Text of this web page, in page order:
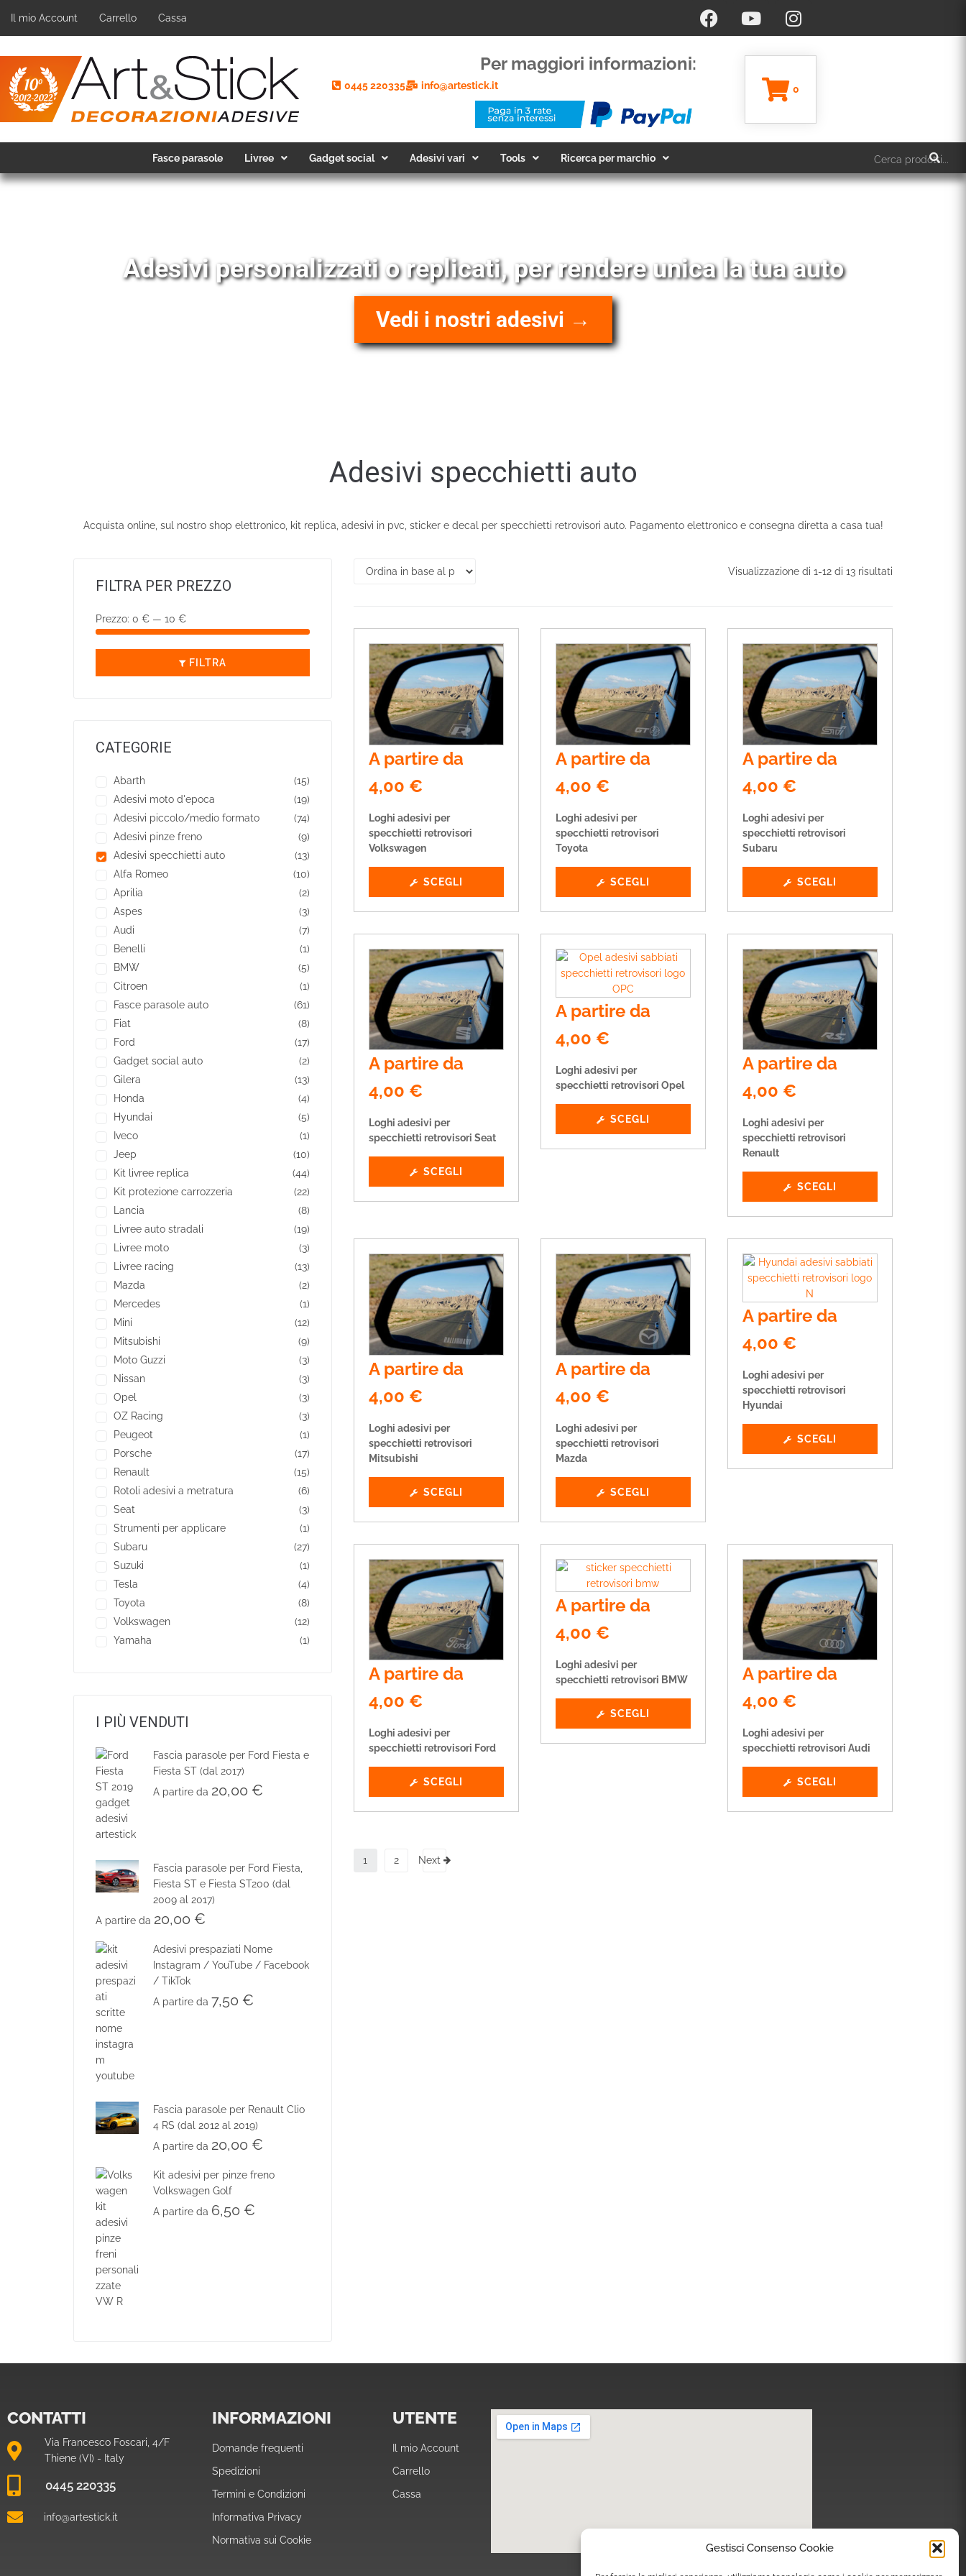
Gestisci Consenso Cookie
Il mio Account Carrello Cassa
Per maggiori informazioni:
0445 220335 info@artestick.it 0
Fasce parasole Livree Gadget social Adesivi vari Tools Ricerca per marchio
rendere unica la tua auto Vendita ed
Adesivi specchietti auto
Acquista online, sul nostro shop elettronico, kit replica, adesivi in pvc, sticker e decal per specchietti retrovisori auto. Pagamento elettronico e consegna diretta a casa tua!
Visualizzazione di 1-12 di 13 risultati
A partire da
4,00 €
Loghi adesivi per
specchietti retrovisori
Volkswagen
SCEGLI
A partire da
4,00 €
Loghi adesivi per
specchietti retrovisori
Toyota
SCEGLI
A partire da
4,00 €
Loghi adesivi per
specchietti retrovisori
Subaru
SCEGLI
A partire da
4,00 €
Loghi adesivi per
specchietti retrovisori Seat
SCEGLI
A partire da
4,00 €
Loghi adesivi per
specchietti retrovisori Opel
SCEGLI
A partire da
4,00 €
Loghi adesivi per
specchietti retrovisori
Renault
SCEGLI
A partire da
4,00 €
Loghi adesivi per
specchietti retrovisori
Mitsubishi
SCEGLI
A partire da
4,00 €
Loghi adesivi per
specchietti retrovisori
Mazda
SCEGLI
A partire da
4,00 €
Loghi adesivi per
specchietti retrovisori
Hyundai
SCEGLI
A partire da
4,00 €
Loghi adesivi per
specchietti retrovisori Ford
SCEGLI
A partire da
4,00 €
Loghi adesivi per
specchietti retrovisori BMW
SCEGLI
A partire da
4,00 €
Loghi adesivi per
specchietti retrovisori Audi
SCEGLI
1 2 Next
FILTRA PER PREZZO
FILTRA
Prezzo: 0 € — 10 €
CATEGORIE
Abarth
(15)
Adesivi moto d'epoca
(19)
Adesivi piccolo/medio formato
(74)
Adesivi pinze freno
(9)
Adesivi specchietti auto
(13)
Alfa Romeo
(10)
Aprilia
(2)
Aspes
(3)
Audi
(7)
Benelli
(1)
BMW
(5)
Citroen
(1)
Fasce parasole auto
(61)
Fiat
(8)
Ford
(17)
Gadget social auto
(2)
Gilera
(13)
Honda
(4)
Hyundai
(5)
Iveco
(1)
Jeep
(10)
Kit livree replica
(44)
Kit protezione carrozzeria
(22)
Lancia
(8)
Livree auto stradali
(19)
Livree moto
(3)
Livree racing
(13)
Mazda
(2)
Mercedes
(1)
Mini
(12)
Mitsubishi
(9)
Moto Guzzi
(3)
Nissan
(3)
Opel
(3)
OZ Racing
(3)
Peugeot
(1)
Porsche
(17)
Renault
(15)
Rotoli adesivi a metratura
(6)
Seat
(3)
Strumenti per applicare
(1)
Subaru
(27)
Suzuki
(1)
Tesla
(4)
Toyota
(8)
Volkswagen
(12)
Yamaha
(1)
I PIÙ VENDUTI
Fascia parasole per Ford Fiesta e
Fiesta ST (dal 2017)
A partire da 20,00 €
Fascia parasole per Ford Fiesta,
Fiesta ST e Fiesta ST200 (dal
2009 al 2017)
A partire da 20,00 €
Adesivi prespaziati Nome
Instagram / YouTube / Facebook
/ TikTok
A partire da 7,50 €
Fascia parasole per Renault Clio
4 RS (dal 2012 al 2019)
A partire da 20,00 €
Kit adesivi per pinze freno
Volkswagen Golf
A partire da 6,50 €
CONTATTI
Via Francesco Foscari, 4/F
Thiene (VI) - Italy
0445 220335
info@artestick.it
INFORMAZIONI
Domande frequenti
Spedizioni
Termini e Condizioni
Informativa Privacy
Normativa sui Cookie
UTENTE
Il mio Account
Carrello
Cassa